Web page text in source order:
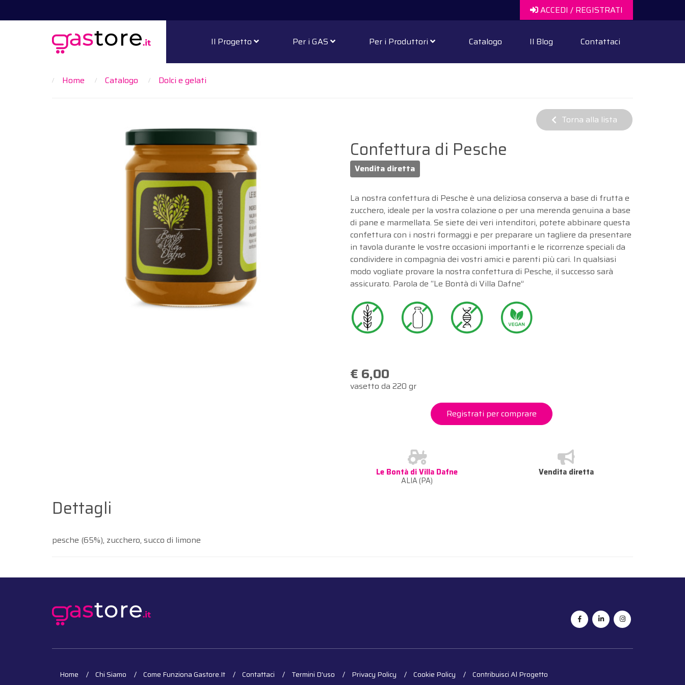
ACCEDI / REGISTRATI
Il Progetto Per i GAS Per i Produttori Catalogo Il Blog Contattaci
Home Catalogo Dolci e gelati
Torna alla lista
Confettura di Pesche
Vendita diretta
La nostra confettura di Pesche è una deliziosa conserva a base di frutta e
zucchero, ideale per la vostra colazione o per una merenda genuina a base
di pane e marmellata. Se siete dei veri intenditori, potete abbinare questa
confettura con i nostri formaggi e per preparare un tagliere da presentare
in tavola durante le vostre occasioni importanti e le ricorrenze speciali da
condividere in compagnia dei vostri amici e parenti più cari. In qualsiasi
modo vogliate provare la nostra confettura di Pesche, il successo sarà
assicurato. Parola de “Le Bontà di Villa Dafne”
€ 6,00
vasetto da 220 gr
Registrati per comprare
Le Bontà di Villa Dafne
ALIA (PA)
Vendita diretta
Dettagli
pesche (65%), zucchero, succo di limone
Home Chi Siamo Come Funziona Gastore.it Contattaci Termini D'uso Privacy Policy Cookie Policy Contribuisci Al Progetto